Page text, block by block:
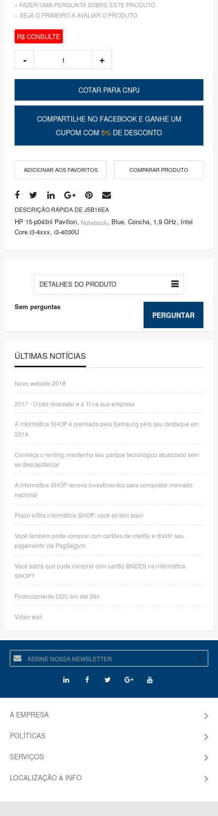
» FAZER UMA PERGUNTA SOBRE ESTE PRODUTO
» SEJA O PRIMEIRO A AVALIAR O PRODUTO
R$ CONSULTE
COTAR PARA CNPJ
COMPARTILHE NO FACEBOOK E GANHE UM
CUPOM COM 5% DE DESCONTO
ADICIONAR AOS FAVORITOS COMPARAR PRODUTO
DESCRIÇÃO RÁPIDA DE J5B16EA
HP 15-p043nl Pavilion, Notebook, Blue, Concha, 1,9 GHz, Intel
Core i3-4xxx, i3-4030U
DETALHES DO PRODUTO
PERGUNTAR
Sem perguntas
ÚLTIMAS NOTÍCIAS
Novo website 2018
2017 - O pós recessão e a TI na sua empresa
A informática SHOP é premiada pela Samsung pelo seu destaque em
2014
Conheça o renting: mantenha seu parque tecnológico atualizado sem
se descapitalizar
A informática SHOP renova investimentos para conquistar mercado
nacional
Prazo eXtra informática SHOP: você só tem aqui!
Você também pode comprar com cartões de crédito e dividir seu
pagamento via PagSeguro.
Você sabia que pode comprar com cartão BNDES na informática
SHOP?
Financiamento CDC em até 36x
Video wall
A EMPRESA
POLÍTICAS
SERVIÇOS
LOCALIZAÇÃO & INFO